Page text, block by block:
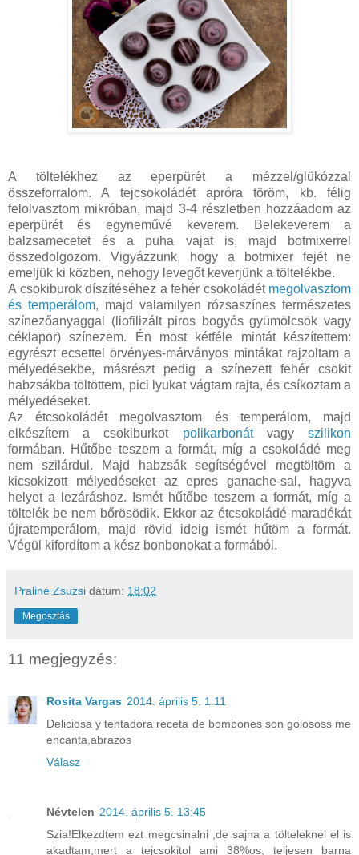
A töltelékhez az eperpürét a mézzel/glükózzal
összeforralom. A tejcsokoládét apróra töröm, kb. félig
felolvasztom mikróban, majd 3-4 részletben hozzáadom az
eperpürét és egyneművé keverem. Belekeverem a
balzsamecetet és a puha vajat is, majd botmixerrel
összedolgozom. Vigyázzunk, hogy a botmixer fejét ne
emeljük ki közben, nehogy levegőt keverjünk a töltelékbe.
A csokiburok díszítéséhez a fehér csokoládét megolvasztom
és temperálom, majd valamilyen rózsaszínes természetes
színezőanyaggal (liofilizált piros bogyós gyümölcsök vagy
céklapor) színezem. Én most kétféle mintát készítettem:
egyrészt ecsettel örvényes-márványos mintákat rajzoltam a
mélyedésekbe, másrészt pedig a színezett fehér csokit
habzsákba töltöttem, pici lyukat vágtam rajta, és csíkoztam a
mélyedéseket.
Az étcsokoládét megolvasztom és temperálom, majd
elkészítem a csokiburkot polikarbonátvagyszilikon
formában. Hűtőbe teszem a formát, míg a csokoládé meg
nem szilárdul. Majd habzsák segítségével megtöltöm a
kicsokizott mélyedéseket az epres ganache-sal, hagyva
helyet a lezáráshoz. Ismét hűtőbe teszem a formát, míg a
töltelék be nem bőrösödik. Ekkor az étcsokoládé maradékát
újratemperálom, majd rövid ideig ismét hűtöm a formát.
Végül kifordítom a kész bonbonokat a formából.
Praliné Zsuzsi dátum: 18:02
Megosztás
11 megjegyzés:
Rosita Vargas 2014. április 5. 1:11
Deliciosa y tentadora receta de bombones son golososs me
encanta,abrazos
Válasz
Névtelen 2014. április 5. 13:45
Szia!Elkezdtem ezt megcsinalni ,de sajna a tölteleknel el is
akadtam,mert a tejcsokitol ami 38%os, teljesen barna